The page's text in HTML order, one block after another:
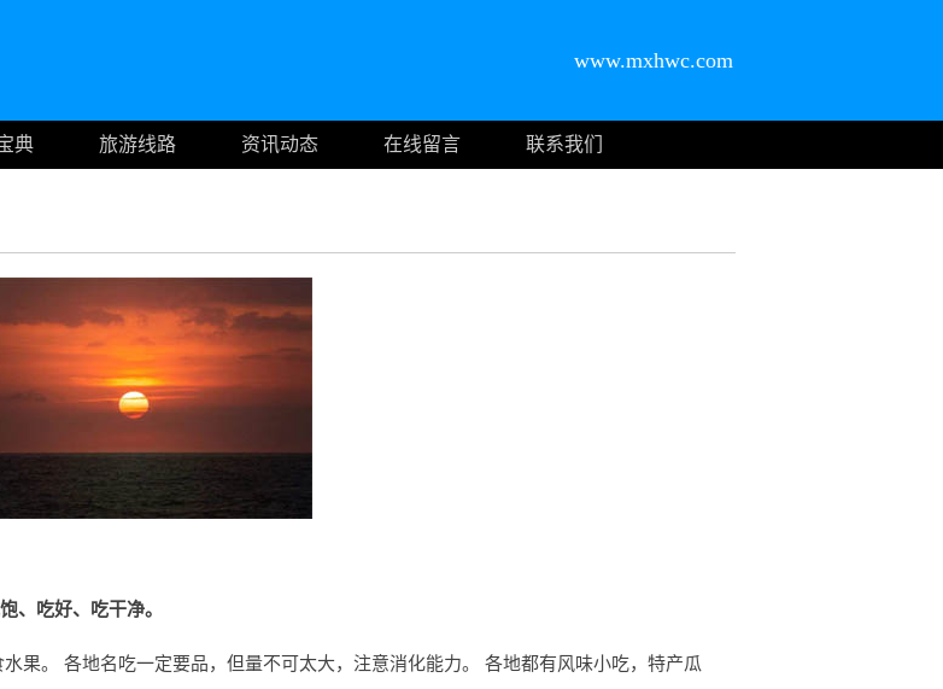
www.mxhwc.com
典 旅游线路 资讯动态 在线留言
联系我们
、吃好、吃干净。
果。 各地名吃一定要品，但量不可太大，注意消化能力。 各地都有风味小吃，特产瓜